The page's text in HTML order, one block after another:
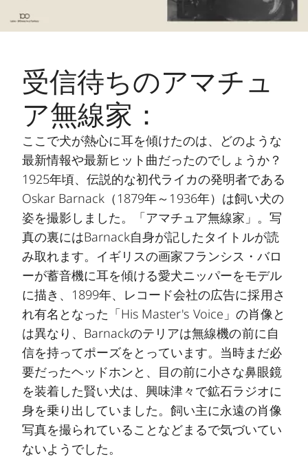
受信待ちのアマチュ
ア無線家：
ここで犬が熱心に耳を傾けたのは、どのような
最新情報や最新ヒット曲だったのでしょうか？
1925年頃、伝説的な初代ライカの発明者である
Oskar Barnack（1879年～1936年）は飼い犬の
姿を撮影しました。「アマチュア無線家」。写
真の裏にはBarnack自身が記したタイトルが読
み取れます。イギリスの画家フランシス・バロ
ーが蓄音機に耳を傾ける愛犬ニッパーをモデル
に描き、1899年、レコード会社の広告に採用さ
れ有名となった「His Master's Voice」の肖像と
は異なり、Barnackのテリアは無線機の前に自
信を持ってポーズをとっています。当時まだ必
要だったヘッドホンと、目の前に小さな鼻眼鏡
を装着した賢い犬は、興味津々で鉱石ラジオに
身を乗り出していました。飼い主に永遠の肖像
写真を撮られていることなどまるで気づいてい
ないようでした。